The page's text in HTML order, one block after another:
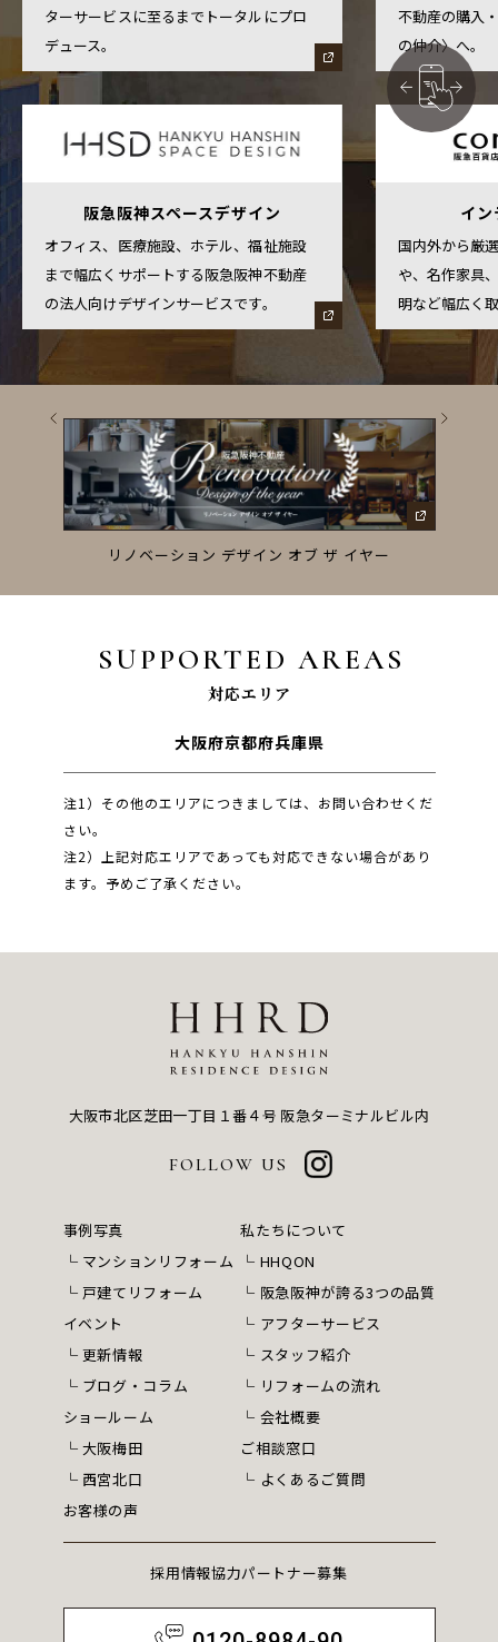
ターサービスに至るまでトータルにプロ
デュース。
不動産の購入
の仲介〉へ。
阪急阪神スペースデザイン
オフィス、医療施設、ホテル、福祉施設
まで幅広くサポートする阪急阪神不動産
の法人向けデザインサービスです。
イ
国内外から厳
や、名作家具
明など幅広く
リノベーション デザイン オブ ザ イヤー
SUPPORTED AREAS
対応エリア
大阪府京都府兵庫県
注1）その他のエリアにつきましては、お問い合わせくだ
さい。
注2）上記対応エリアであっても対応できない場合があり
ます。予めご了承ください。
大阪市北区芝田一丁目１番４号 阪急ターミナルビル内
FOLLOW US
事例写真
マンションリフォーム
戸建てリフォーム
イベント
更新情報
ブログ・コラム
ショールーム
大阪梅田
西宮北口
お客様の声
私たちについて
HHQON
阪急阪神が誇る3つの品質
アフターサービス
スタッフ紹介
リフォームの流れ
会社概要
ご相談窓口
よくあるご質問
採用情報協力パートナー募集